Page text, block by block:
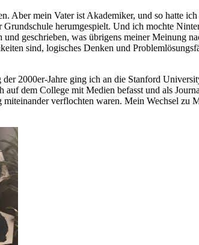
Aber mein Vater ist Akademiker, und so hatte
herumgespielt. Und ich mochte
geschrieben, was übrigens meiner Meinung
sind, logisches Denken und
2000er-Jahre ging ich an die Stanford
dem College mit Medien befasst und als
verflochten waren. Mein Wechsel